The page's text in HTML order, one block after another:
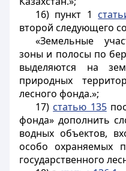
16) пункт 1
второй следующего
«Земельные
зоны и полосы по
выделяются на
природных
лесного фонда.»;
17) статью 135
фонда» дополнить
водных объектов,
особо охраняемых
государственного